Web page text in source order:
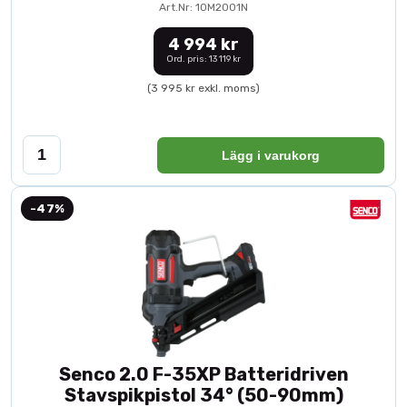
Art.Nr: 10M2001N
4 994 kr
Ord. pris: 13 119 kr
(3 995 kr exkl. moms)
Lägg i varukorg
-47%
Senco 2.0 F-35XP Batteridriven
Stavspikpistol 34° (50-90mm)